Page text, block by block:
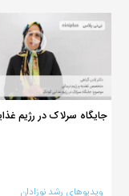
جایگاه سرلاک در رژیم
ویدیوهای رشد نوزادان